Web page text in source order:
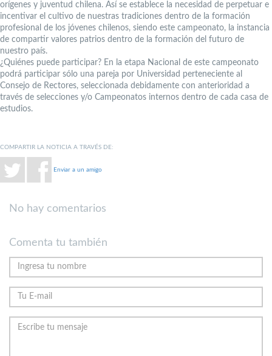
orígenes y juventud chilena. Así se establece la necesidad de perpetuar e
incentivar el cultivo de nuestras tradiciones dentro de la formación
profesional de los jóvenes chilenos, siendo este campeonato, la instancia
de compartir valores patrios dentro de la formación del futuro de
nuestro país.
¿Quiénes puede participar? En la etapa Nacional de este campeonato
podrá participar sólo una pareja por Universidad perteneciente al
Consejo de Rectores, seleccionada debidamente con anterioridad a
través de selecciones y/o Campeonatos internos dentro de cada casa de
estudios.
COMPARTIR LA NOTICIA A TRAVÉS DE:
Enviar a un amigo
No hay comentarios
Comenta tu también